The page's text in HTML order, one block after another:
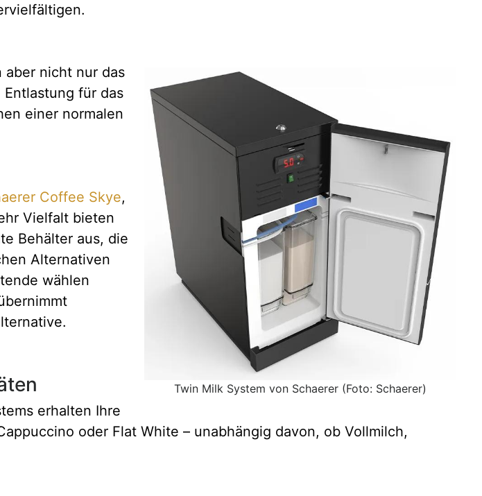
Twin Milk System von Schaerer (Foto: Schaerer)
nicht nur das
für das
einer normalen
Coffee Skye,
Vielfalt bieten
Behälter aus, die
Alternativen
wählen
erhalten Ihre
oder Flat White – unabhängig davon, ob Vollmilch,